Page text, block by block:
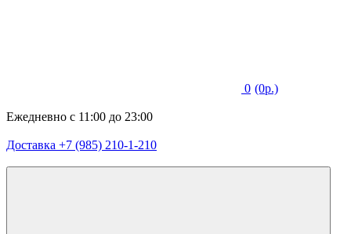
0 (0р.)
Ежедневно с 11:00 до 23:00
Доставка +7 (985) 210-1-210